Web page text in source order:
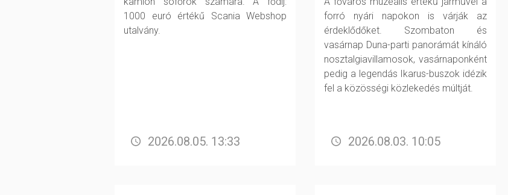
1000 euró értékű Scania Webshop
utalvány.
2026.08.05. 13:33
forró nyári napokon is várják az
érdeklődőket. Szombaton és
vasárnap Duna-parti panorámát kínáló
nosztalgiavillamosok, vasárnaponként
pedig a legendás Ikarus-buszok idézik
fel a közösségi közlekedés múltját.
2026.08.03. 10:05